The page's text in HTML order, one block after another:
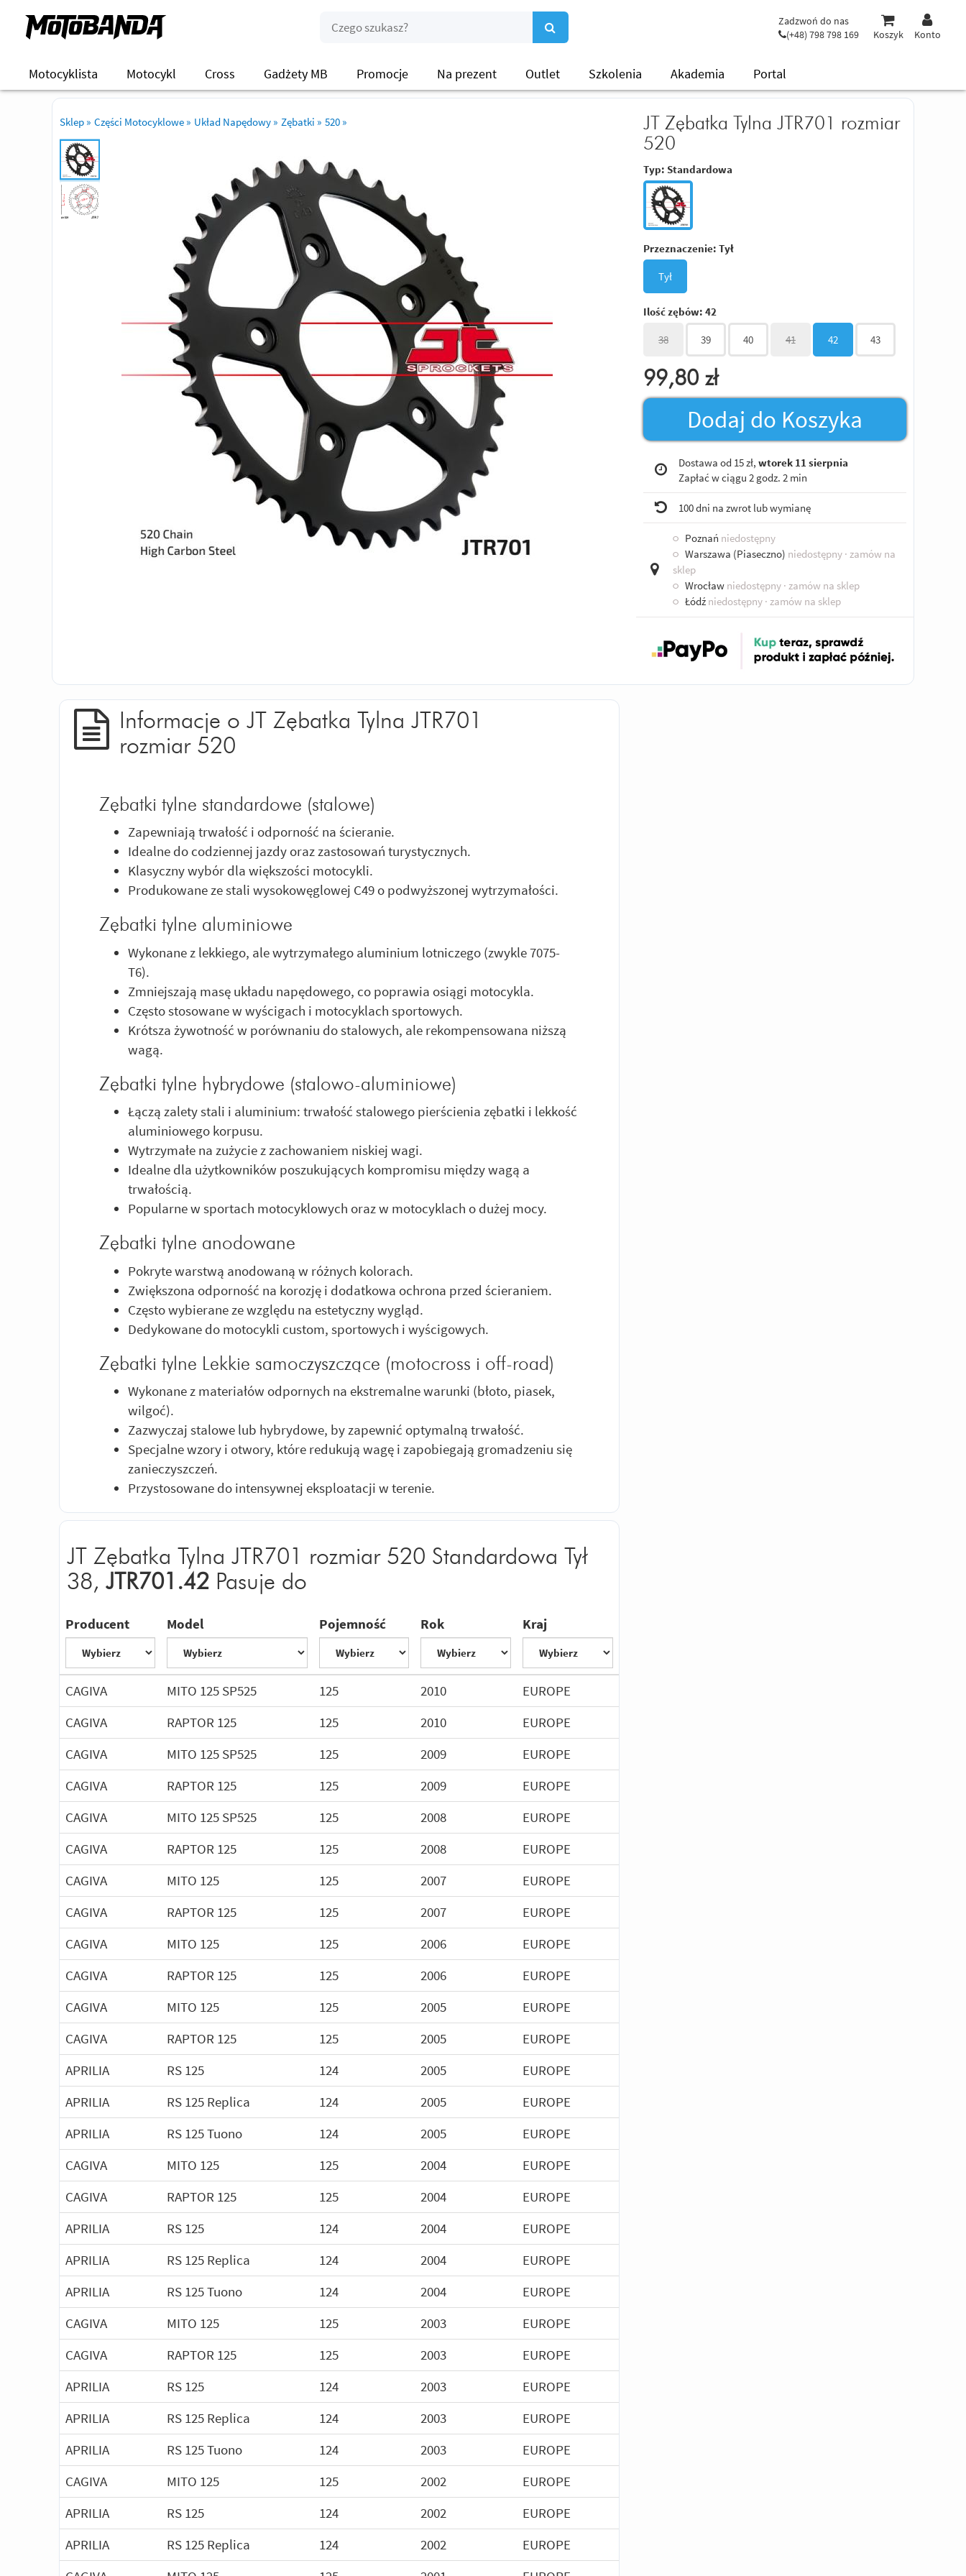
Zadzwoń do nas
(+48) 798 798 169
Koszyk Konto
Motocyklista Motocykl Cross Gadżety MB Promocje Na prezent Outlet Szkolenia Akademia Portal
Sklep » Części Motocyklowe » Układ Napędowy » Zębatki » 520 »
JT Zębatka Tylna JTR701 rozmiar
520
Typ: Standardowa
Przeznaczenie: Tył
Tył
Ilość zębów: 42
38 39 40 41 42 43
99,80 zł
Dodaj do Koszyka
Dostawa od 15 zł, wtorek 11 sierpnia
Zapłać w ciągu 2 godz. 2 min
100 dni na zwrot lub wymianę
○ Poznań niedostępny
○ Warszawa (Piaseczno) niedostępny · zamów na
sklep
○ Wrocław niedostępny · zamów na sklep
○ Łódź niedostępny · zamów na sklep
Informacje o JT Zębatka Tylna JTR701
rozmiar 520
Zębatki tylne standardowe (stalowe)
Zapewniają trwałość i odporność na ścieranie.
Idealne do codziennej jazdy oraz zastosowań turystycznych.
Klasyczny wybór dla większości motocykli.
Produkowane ze stali wysokowęglowej C49 o podwyższonej wytrzymałości.
Zębatki tylne aluminiowe
Wykonane z lekkiego, ale wytrzymałego aluminium lotniczego (zwykle 7075-
T6).
Zmniejszają masę układu napędowego, co poprawia osiągi motocykla.
Często stosowane w wyścigach i motocyklach sportowych.
Krótsza żywotność w porównaniu do stalowych, ale rekompensowana niższą
wagą.
Zębatki tylne hybrydowe (stalowo-aluminiowe)
Łączą zalety stali i aluminium: trwałość stalowego pierścienia zębatki i lekkość
aluminiowego korpusu.
Wytrzymałe na zużycie z zachowaniem niskiej wagi.
Idealne dla użytkowników poszukujących kompromisu między wagą a
trwałością.
Popularne w sportach motocyklowych oraz w motocyklach o dużej mocy.
Zębatki tylne anodowane
Pokryte warstwą anodowaną w różnych kolorach.
Zwiększona odporność na korozję i dodatkowa ochrona przed ścieraniem.
Często wybierane ze względu na estetyczny wygląd.
Dedykowane do motocykli custom, sportowych i wyścigowych.
Zębatki tylne Lekkie samoczyszczące (motocross i off-road)
Wykonane z materiałów odpornych na ekstremalne warunki (błoto, piasek,
wilgoć).
Zazwyczaj stalowe lub hybrydowe, by zapewnić optymalną trwałość.
Specjalne wzory i otwory, które redukują wagę i zapobiegają gromadzeniu się
zanieczyszczeń.
Przystosowane do intensywnej eksploatacji w terenie.
JT Zębatka Tylna JTR701 rozmiar 520 Standardowa Tył
38, JTR701.42 Pasuje do
Producent Model Pojemność Rok Kraj
CAGIVA MITO 125 SP525 125 2010
EUROPE
CAGIVA
RAPTOR 125 125 2010
EUROPE
CAGIVA
MITO 125 SP525 125 2009
EUROPE
CAGIVA
RAPTOR 125 125 2009
EUROPE
CAGIVA
MITO 125 SP525 125 2008
EUROPE
CAGIVA
RAPTOR 125 125 2008
EUROPE
CAGIVA
MITO 125 125 2007
EUROPE
CAGIVA
RAPTOR 125 125 2007
EUROPE
CAGIVA
MITO 125 125 2006
EUROPE
CAGIVA
RAPTOR 125 125 2006
EUROPE
CAGIVA
MITO 125 125 2005
EUROPE
CAGIVA
RAPTOR 125 125 2005
EUROPE
APRILIA
RS 125 124 2005
EUROPE
APRILIA
RS 125 Replica 124 2005
EUROPE
APRILIA
RS 125 Tuono 124 2005
EUROPE
CAGIVA
MITO 125 125 2004
EUROPE
CAGIVA
RAPTOR 125 125 2004
EUROPE
APRILIA
RS 125 124 2004
EUROPE
APRILIA
RS 125 Replica 124 2004
EUROPE
APRILIA
RS 125 Tuono 124 2004
EUROPE
CAGIVA
MITO 125 125 2003
EUROPE
CAGIVA
RAPTOR 125 125 2003
EUROPE
APRILIA
RS 125 124 2003
EUROPE
APRILIA
RS 125 Replica 124 2003
EUROPE
APRILIA
RS 125 Tuono 124 2003
EUROPE
CAGIVA
MITO 125 125 2002
EUROPE
APRILIA
RS 125 124 2002
EUROPE
APRILIA
RS 125 Replica 124 2002
EUROPE